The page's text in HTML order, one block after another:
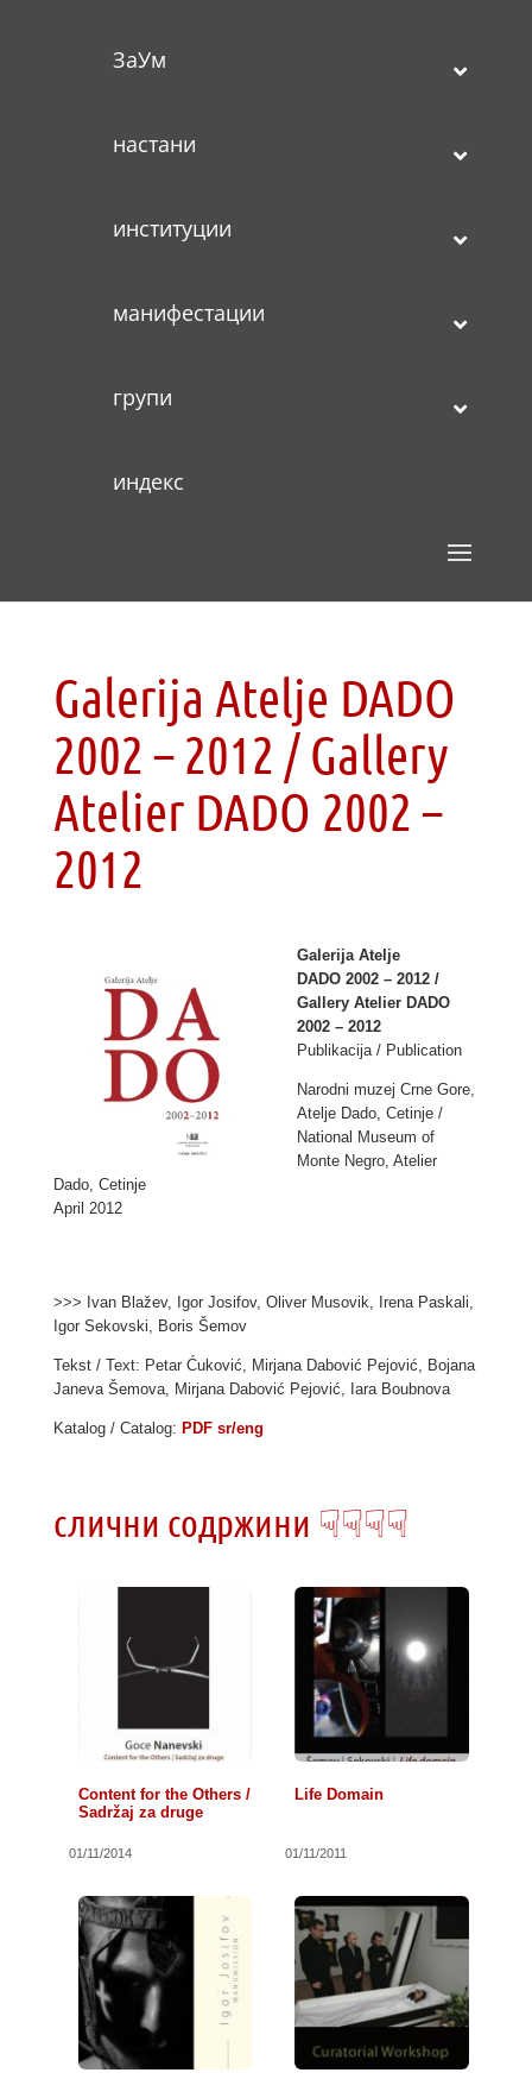
ЗаУм
настани
институции
манифестации
групи
индекс
Galerija Atelje DADO
2002 – 2012 / Gallery
Atelier DADO 2002 –
2012
Galerija Atelje
DADO 2002 – 2012 /
Gallery Atelier DADO
2002 – 2012
Publikacija / Publication
Narodni muzej Crne Gore,
Atelje Dado, Cetinje /
National Museum of
Monte Negro, Atelier
Dado, Cetinje
April 2012
>>> Ivan Blažev, Igor Josifov, Oliver Musovik, Irena Paskali,
Igor Sekovski, Boris Šemov
Tekst / Text: Petar Ćuković, Mirjana Dabović Pejović, Bojana
Janeva Šemova, Mirjana Dabović Pejović, Iara Boubnova
Katalog / Catalog: PDF sr/eng
слични содржини ☟☟☟☟
Content for the Others /
Sadržaj za druge
01/11/2014
Life Domain
01/11/2011